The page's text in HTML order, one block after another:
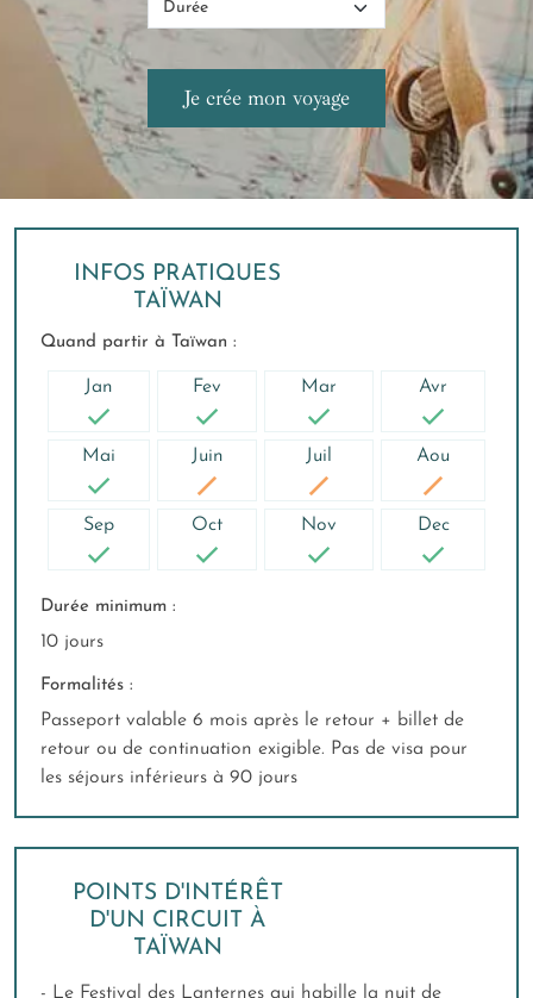
INFOS PRATIQUES
TAÏWAN
Quand partir à Taïwan :
Jan Fev Mar Avr
Mai Juin Juil Aou
Sep Oct Nov Dec
Durée minimum :
10 jours
Formalités :
Passeport valable 6 mois après le retour + billet de
retour ou de continuation exigible. Pas de visa pour
les séjours inférieurs à 90 jours
POINTS D'INTÉRÊT
D'UN CIRCUIT À
TAÏWAN
- Le Festival des Lanternes qui habille la nuit de